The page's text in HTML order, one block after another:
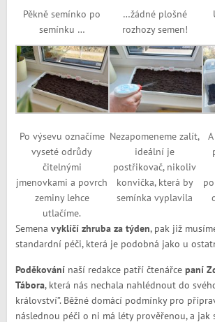
Pěkně semínko po
semínku …
…žádné plošné
rozhozy semen!
Po výsevu označíme
vyseté odrůdy
čitelnými
jmenovkami a povrch
zeminy lehce
utlačíme.
Nezapomeneme zalít,
ideální je
postřikovač, nikoliv
konvička, která by
semínka vyplavila
Semena vyklíčí zhruba za týden, pak již
standardní péči, která je podobná jako u
Poděkovánínaší redakce patří čtenářce paní
Tábora, která nás nechala nahlédnout do
království”. Běžné domácí podmínky pro
následnou péči o ni má léty prověřenou, a jak